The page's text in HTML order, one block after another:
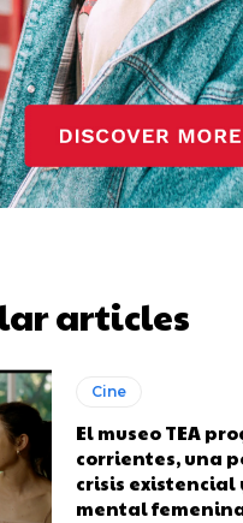
articles
Cine
El museo TEA
corrientes, una
crisis existencial
mental